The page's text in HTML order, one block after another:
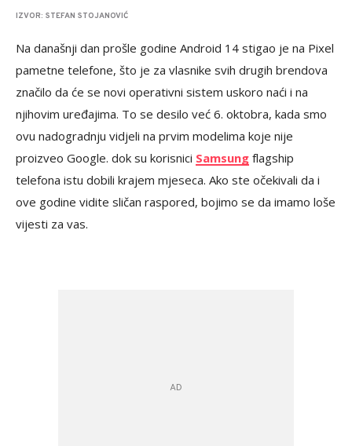
IZVOR: STEFAN STOJANOVIĆ
Na današnji dan prošle godine Android 14 stigao je na Pixel
pametne telefone, što je za vlasnike svih drugih brendova
značilo da će se novi operativni sistem uskoro naći i na
njihovim uređajima. To se desilo već 6. oktobra, kada smo
ovu nadogradnju vidjeli na prvim modelima koje nije
proizveo Google. dok su korisnici Samsung flagship
telefona istu dobili krajem mjeseca. Ako ste očekivali da i
ove godine vidite sličan raspored, bojimo se da imamo loše
vijesti za vas.